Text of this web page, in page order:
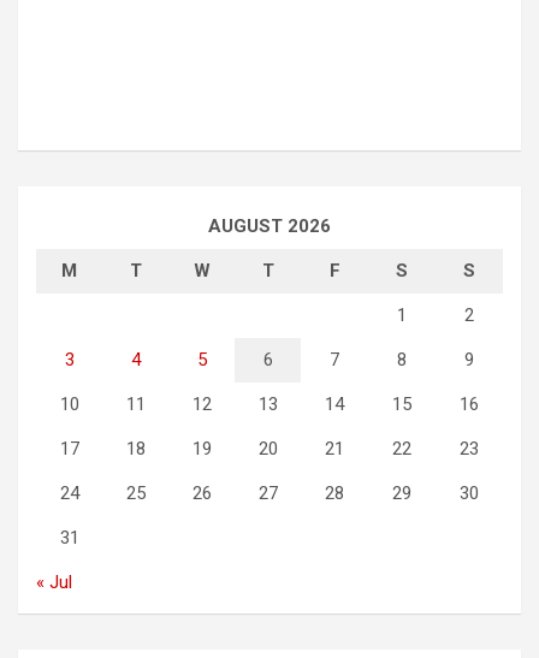
AUGUST 2026
M T W T F S S
1 2
3 4 5 6 7 8 9
10 11 12 13 14 15 16
17 18 19 20 21 22 23
24 25 26 27 28 29 30
31
« Jul